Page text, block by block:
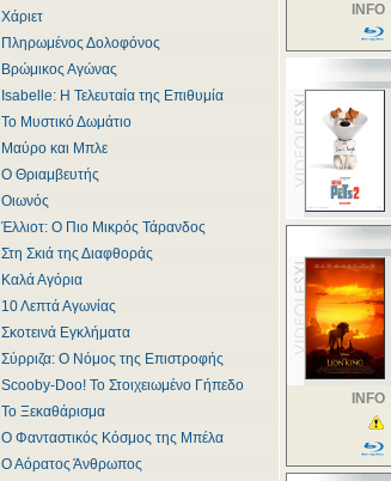
Χάριετ
Πληρωμένος Δολοφόνος
Βρώμικος Αγώνας
Isabelle: Η Τελευταία της Επιθυμία
Το Μυστικό Δωμάτιο
Μαύρο και Μπλε
Ο Θριαμβευτής
Οιωνός
Έλλιοτ: Ο Πιο Μικρός Τάρανδος
Στη Σκιά της Διαφθοράς
Καλά Αγόρια
10 Λεπτά Αγωνίας
Σκοτεινά Εγκλήματα
Σύρριζα: Ο Νόμος της Επιστροφής
Scooby-Doo! Το Στοιχειωμένο Γήπεδο
Το Ξεκαθάρισμα
Ο Φανταστικός Κόσμος της Μπέλα
Ο Αόρατος Άνθρωπος
INFO
INFO